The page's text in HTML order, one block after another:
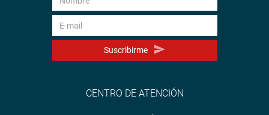
Suscribirme
CENTRO DE ATENCIÓN